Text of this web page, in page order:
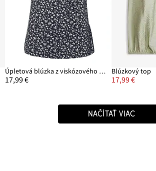
Úpletová blúzka z viskózového mixu
17,99 €
Blúzkový top
17,99 €
NAČÍTAŤ VIAC